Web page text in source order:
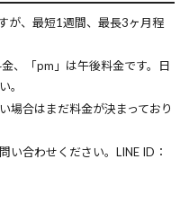
が、最短1週間、最長3ヶ月程
、「pm」は午後料金です。日
。
場合はまだ料金が決まっており
い合わせください。LINE ID：